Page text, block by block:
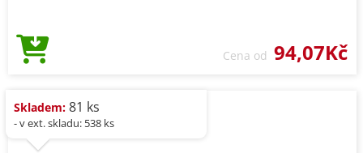
Cena od 94,07Kč
Skladem: 81 ks
- v ext. skladu: 538 ks